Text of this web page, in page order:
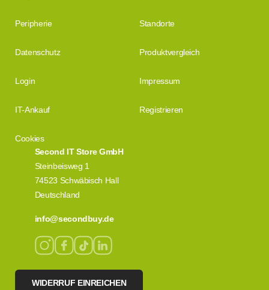
Second IT Store GmbH
Steinbeisweg 1
74523 Schwäbisch Hall
Deutschland
info@secondbuy.de
WIDERRUF EINREICHEN
Peripherie Standorte
Datenschutz Produktvergleich
Login Impressum
IT-Ankauf Registrieren
Cookies